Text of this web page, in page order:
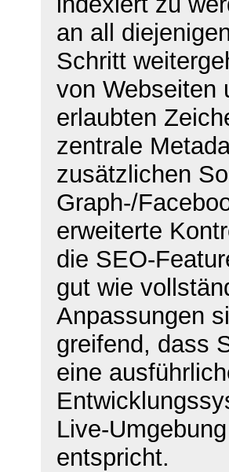
an all
Schritt
von Webseiten
erlaubten
zentrale
zusätzlichen
Graph-/
erweiterte
die SEO-
gut wie
Anpassungen
greifend, dass
eine
Live-
entspricht.